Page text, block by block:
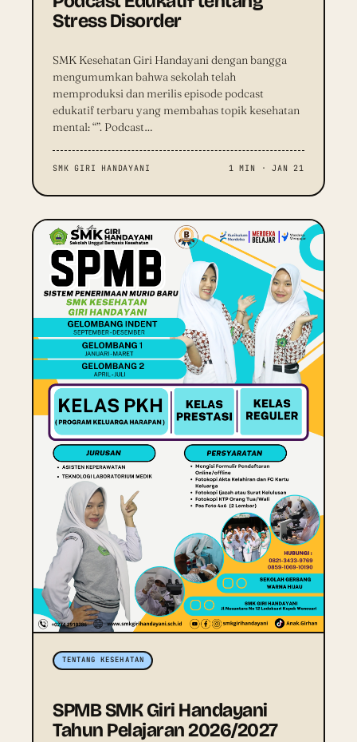
Stress Disorder
SMK Kesehatan Giri Handayani dengan bangga
mengumumkan bahwa sekolah telah
memproduksi dan merilis episode podcast
edukatif terbaru yang membahas topik kesehatan
mental: “”. Podcast…
SMK GIRI HANDAYANI 1 MIN · JAN 21
TENTANG KESEHATAN
SPMB SMK Giri Handayani
Tahun Pelajaran 2026/2027